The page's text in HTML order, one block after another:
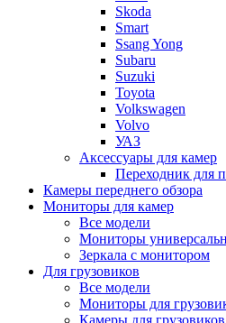
Skoda
Smart
Ssang Yong
Subaru
Suzuki
Toyota
Volkswagen
Volvo
УАЗ
Аксессуары для камер
Переходник для
Камеры переднего обзора
Мониторы для камер
Все модели
Мониторы
Зеркала с монитором
Для грузовиков
Все модели
Мониторы для
Камеры для грузовиков